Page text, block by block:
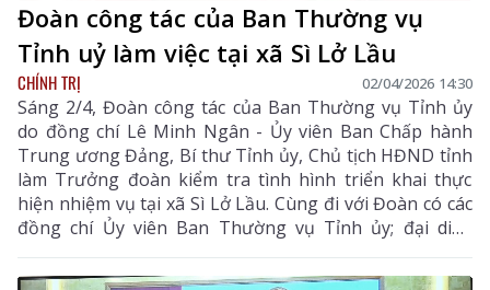
Đoàn công tác của Ban Thường vụ
Tỉnh uỷ làm việc tại xã Sì Lở Lầu
CHÍNH TRỊ 02/04/2026 14:30
Sáng 2/4, Đoàn công tác của Ban Thường vụ Tỉnh ủy
do đồng chí Lê Minh Ngân - Ủy viên Ban Chấp hành
Trung ương Đảng, Bí thư Tỉnh ủy, Chủ tịch HĐND tỉnh
làm Trưởng đoàn kiểm tra tình hình triển khai thực
hiện nhiệm vụ tại xã Sì Lở Lầu. Cùng đi với Đoàn có các
đồng chí Ủy viên Ban Thường vụ Tỉnh ủy; đại diện
lãnh đạo UBND tỉnh; các sở, ban, ngành tỉnh, Công an
tỉnh, Ban Chỉ huy Bộ đội Biên phòng tỉnh.